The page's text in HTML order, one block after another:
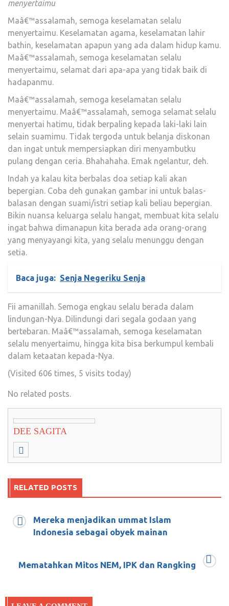
menyertaimu
Maâ€™assalamah, semoga keselamatan selalu
menyertaimu. Keselamatan agama, keselamatan lahir
bathin, keselamatan apapun yang ada dalam hidup kamu.
Maâ€™assalamah, semoga keselamatan selalu
menyertaimu, selamat dari apa-apa yang tidak baik di
hadapanmu.
Maâ€™assalamah, semoga keselamatan selalu
menyertaimu. Maâ€™assalamah, semoga selamat selalu
menyertai hatimu, tidak berpaling kepada laki-laki lain
selain suamimu. Tidak tergoda untuk belanja diskonan
dan ingat untuk mempersiapkan diri menyambutku
pulang dengan ceria. Bhahahaha. Emak ngelantur, deh.
Indah ya kalau kita berbalas doa setiap kali akan
bepergian. Coba deh gunakan gambar ini untuk balas-
balasan dengan suami/istri setiap kali beliau bepergian.
Bikin nuansa keluarga selalu hangat, membuat kita selalu
ingat bahwa dimanapun kita berada ada orang-orang
yang menyayangi kita, yang selalu menunggu dengan
setia.
Baca juga: Senja Negeriku Senja
Fii amanillah. Semoga engkau selalu berada dalam
lindungan-Nya. Dilindungi dari segala godaan yang
bertebaran. Maâ€™assalamah, semoga keselamatan
selalu menyertaimu, hingga kita bisa berkumpul kembali
dalam ketaatan kepada-Nya.
(Visited 606 times, 5 visits today)
No related posts.
DEE SAGITA
RELATED POSTS
Eforia rakyat Cianjur boleh jadi miniatur
Eforia Pilpres 2019
Mereka menjadikan ummat Islam
Indonesia sebagai obyek mainan
Mematahkan Mitos NEM, IPK dan Rangking